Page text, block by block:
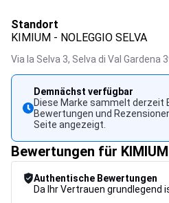
Standort
KIMIUM - NOLEGGIO SELVA
Via la Selva 3, Selva di Val Gardena
Demnächst verfügbar
Diese Marke sammelt derzeit
Bewertungen und
Seite angezeigt.
Bewertungen für KIMIUM
Authentische Bewertungen